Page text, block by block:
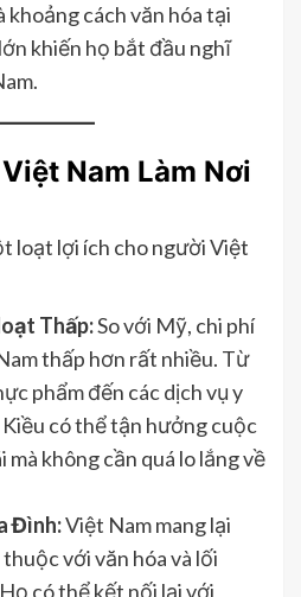
khoảng cách văn hóa tại
khiến họ bắt đầu nghĩ
Nam Làm Nơi
loạt lợi ích cho người Việt
Thấp:So với Mỹ, chi phí
thấp hơn rất nhiều. Từ
phẩm đến các dịch vụ y
có thể tận hưởng cuộc
mà không cần quá lo lắng về
Đình:Việt Nam mang lại
với văn hóa và lối
có thể kết nối lại với